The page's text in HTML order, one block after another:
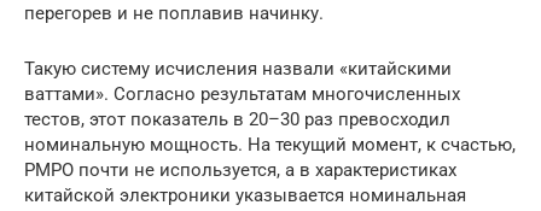
перегорев и не поплавив начинку.
Такую систему исчисления назвали «китайскими
ваттами». Согласно результатам многочисленных
тестов, этот показатель в 20–30 раз превосходил
номинальную мощность. На текущий момент, к счастью,
PMPO почти не используется, а в характеристиках
китайской электроники указывается номинальная